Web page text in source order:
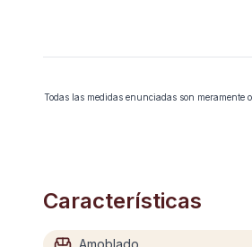
Todas las medidas enunciadas son meramente
Características
Amoblado